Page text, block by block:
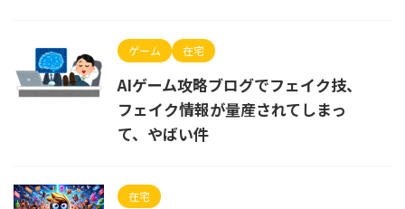
ゲーム 在宅
AIゲーム攻略ブログでフェイク技、
フェイク情報が量産されてしまっ
て、やばい件
在宅